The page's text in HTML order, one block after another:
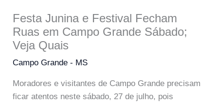
Festa Junina e Festival Fecham
Ruas em Campo Grande Sábado;
Veja Quais
Campo Grande - MS
Moradores e visitantes de Campo Grande precisam
ficar atentos neste sábado, 27 de julho, pois